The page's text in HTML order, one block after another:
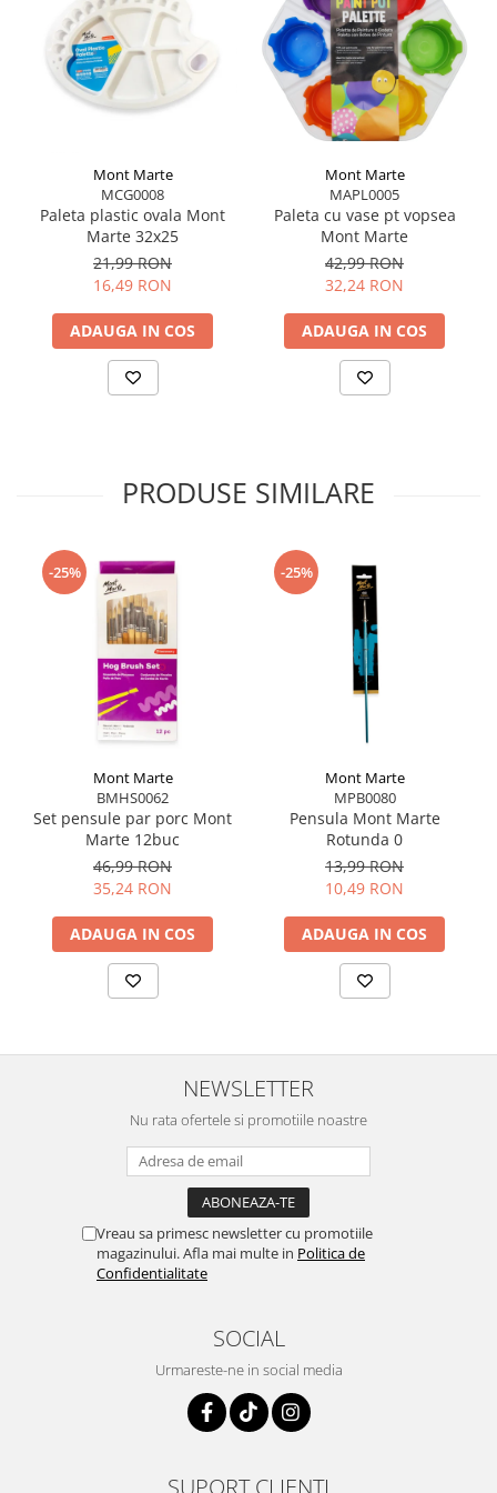
Mont Marte
MCG0008
Paleta plastic ovala Mont
Marte 32x25
21,99 RON
16,49 RON
ADAUGA IN COS
Mont Marte
MAPL0005
Paleta cu vase pt vopsea
Mont Marte
42,99 RON
32,24 RON
ADAUGA IN COS
PRODUSE SIMILARE
-25%
Mont Marte
BMHS0062
Set pensule par porc Mont
Marte 12buc
46,99 RON
35,24 RON
ADAUGA IN COS
-25%
Mont Marte
MPB0080
Pensula Mont Marte
Rotunda 0
13,99 RON
10,49 RON
ADAUGA IN COS
NEWSLETTER
Nu rata ofertele si promotiile noastre
Vreau sa primesc newsletter cu promotiile
magazinului. Afla mai multe in Politica de
Confidentialitate
SOCIAL
Urmareste-ne in social media
SUPORT CLIENTI